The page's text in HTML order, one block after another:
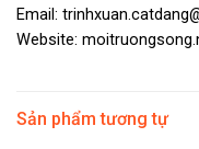
Email:
Website:
Sản phẩm tương tự